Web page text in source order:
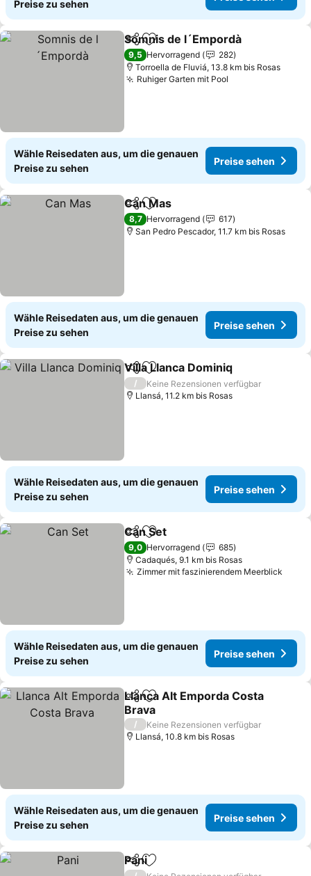
Preise zu sehen
TeilenZu Favoriten hinzufügen
Somnis de l´Empordà
9,5 Hervorragend
282
Torroella de Fluviá, 13.8 km bis Rosas
Ruhiger Garten mit Pool
Wähle Reisedaten aus, um die genauen
Preise zu sehen
Preise sehen
TeilenZu Favoriten hinzufügen
Can Mas
8,7 Hervorragend
617
San Pedro Pescador, 11.7 km bis Rosas
Wähle Reisedaten aus, um die genauen
Preise zu sehen
Preise sehen
TeilenZu Favoriten hinzufügen
Villa Llanca Dominiq
/
Keine Rezensionen verfügbar
Llansá, 11.2 km bis Rosas
Wähle Reisedaten aus, um die genauen
Preise zu sehen
Preise sehen
TeilenZu Favoriten hinzufügen
Can Set
9,0 Hervorragend
685
Cadaqués, 9.1 km bis Rosas
Zimmer mit faszinierendem Meerblick
Wähle Reisedaten aus, um die genauen
Preise zu sehen
Preise sehen
TeilenZu Favoriten hinzufügen
Llanca Alt Emporda Costa
Brava
Preise sehen
/
Keine Rezensionen verfügbar
Llansá, 10.8 km bis Rosas
Wähle Reisedaten aus, um die genauen
Preise zu sehen
Preise sehen
TeilenZu Favoriten hinzufügen
Pani